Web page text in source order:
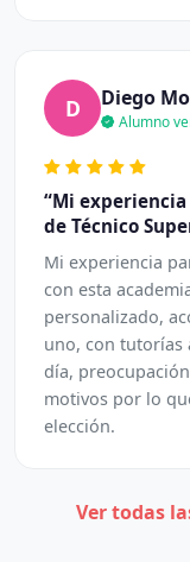
D Diego
Alumno
“Mi
de Técnico
Mi experiencia
con esta
personalizado,
uno, con tutorías
día,
motivos por lo
elección.
Ver todas